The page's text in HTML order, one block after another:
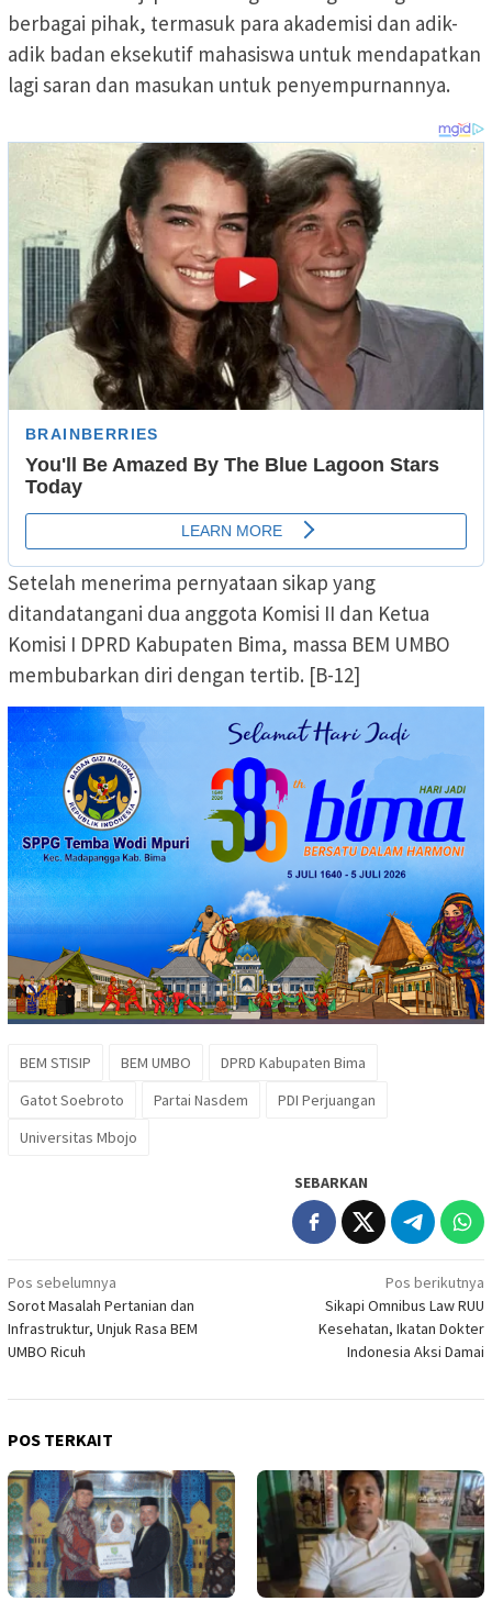
berbagai pihak, termasuk para akademisi dan adik-
adik badan eksekutif mahasiswa untuk mendapatkan
lagi saran dan masukan untuk penyempurnannya.
Setelah menerima pernyataan sikap yang
ditandatangani dua anggota Komisi II dan Ketua
Komisi I DPRD Kabupaten Bima, massa BEM UMBO
membubarkan diri dengan tertib. [B-12]
BEM STISIP BEM UMBO
DPRD Kabupaten Bima
Gatot Soebroto
Partai Nasdem
PDI Perjuangan
Universitas Mbojo
SEBARKAN
Navigasi
pos
Pos sebelumnya
Sorot Masalah Pertanian dan
Infrastruktur, Unjuk Rasa BEM
UMBO Ricuh
Pos berikutnya
Sikapi Omnibus Law RUU
Kesehatan, Ikatan Dokter
Indonesia Aksi Damai
POS TERKAIT